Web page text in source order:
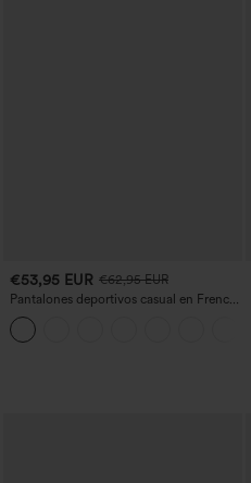
€53,95 EUR €62,95 EUR
Pantalones deportivos casual en French
terry con estampado denim, tiro medio,
estilo jeans y bolsillos